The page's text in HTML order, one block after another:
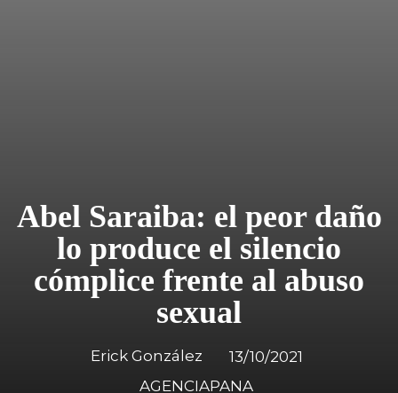
Abel Saraiba: el peor daño
lo produce el silencio
cómplice frente al abuso
sexual
Erick González 13/10/2021
AGENCIAPANA